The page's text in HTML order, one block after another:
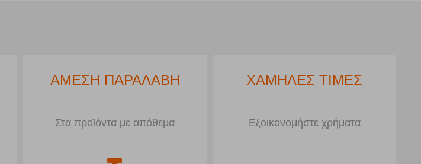
ΑΜΕΣΗ ΠΑΡΑΛΑΒΗ
Στα προϊόντα με απόθεμα
ΧΑΜΗΛΕΣ ΤΙΜΕΣ
Εξοικονομήστε χρήματα